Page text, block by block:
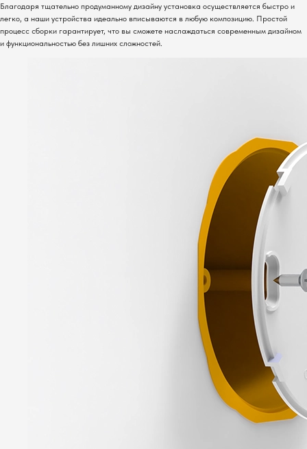
Благодаря тщательно продуманному дизайну установка осуществляется быстро и
легко, а наши устройства идеально вписываются в любую композицию. Простой
процесс сборки гарантирует, что вы сможете наслаждаться современным дизайном
и функциональностью без лишних сложностей.